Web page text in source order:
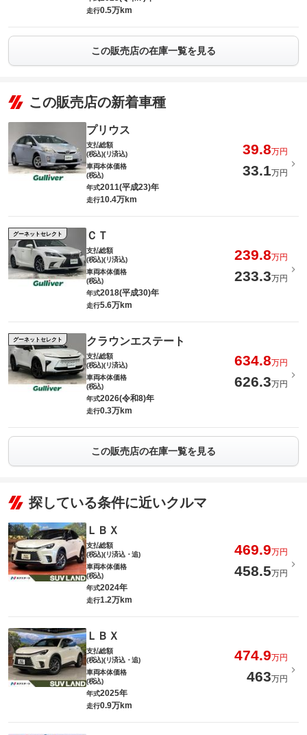
走行0.5万km
この販売店の在庫一覧を見る
この販売店の新着車種
プリウス
支払総額
(税込)(リ済込)
39.8万円
車両本体価格
(税込)
33.1万円
年式2011(平成23)年
走行10.4万km
グーネットセレクト ＣＴ
支払総額
(税込)(リ済込)
239.8万円
車両本体価格
(税込)
233.3万円
年式2018(平成30)年
走行5.6万km
グーネットセレクト クラウンエステート
支払総額
(税込)(リ済込)
634.8万円
車両本体価格
(税込)
626.3万円
年式2026(令和8)年
走行0.3万km
この販売店の在庫一覧を見る
探している条件に近いクルマ
ＬＢＸ
支払総額
(税込)(リ済込・追)
469.9万円
車両本体価格
(税込)
458.5万円
年式2024年
走行1.2万km
ＬＢＸ
支払総額
(税込)(リ済込・追)
474.9万円
車両本体価格
(税込)
463万円
年式2025年
走行0.9万km